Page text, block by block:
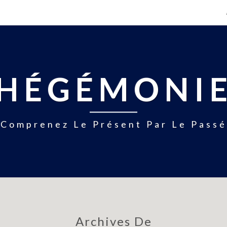
Comprenez Le Présent Par Le Passé
Archives De